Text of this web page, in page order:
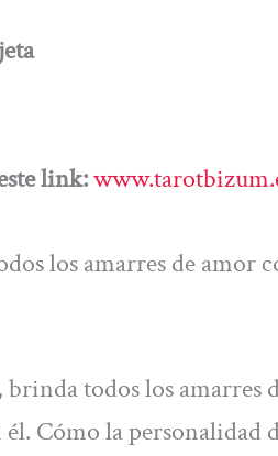
link:
los amarres de amor
todos los amarres
Cómo la personalidad